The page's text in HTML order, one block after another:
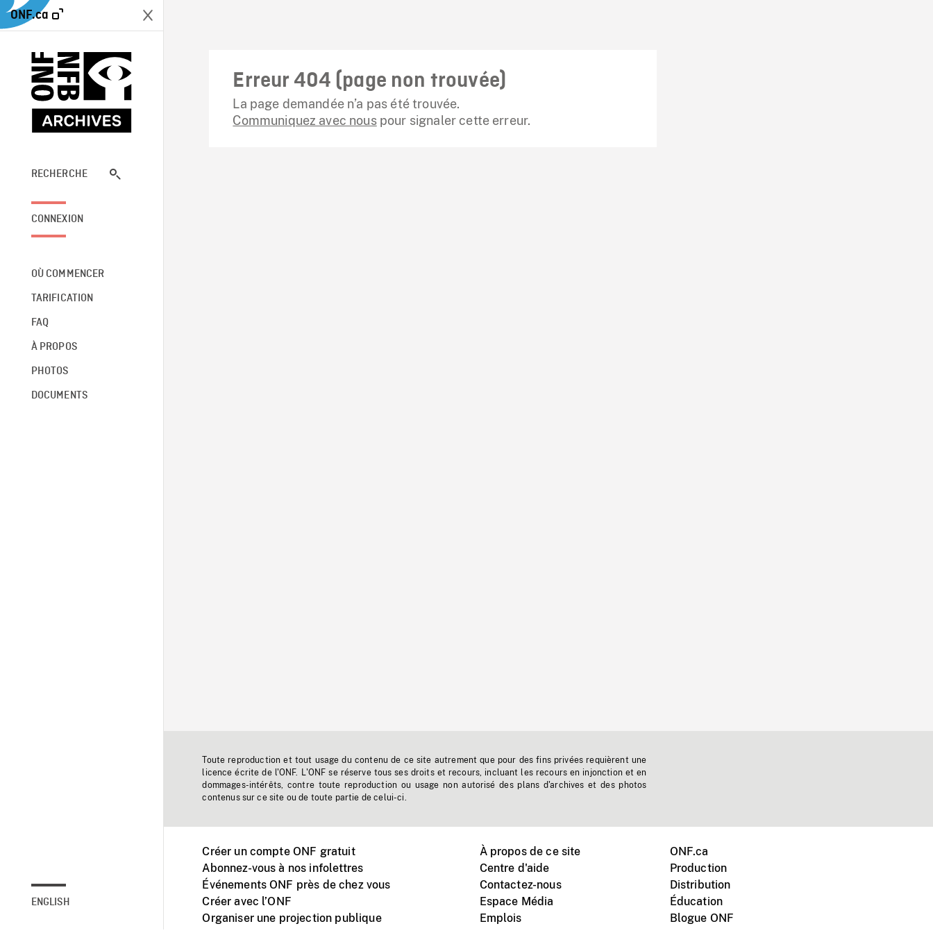
ONF.ca
RECHERCHE
CONNEXION
OÙ COMMENCER
TARIFICATION
FAQ
À PROPOS
PHOTOS
DOCUMENTS
ENGLISH
Erreur 404 (page non trouvée)
La page demandée n’a pas été trouvée.
Communiquez avec nouspour signaler cette erreur.
Toute reproduction et tout usage du contenu de ce site autrement que pour des fins privées requièrent une
licence écrite de l'ONF. L'ONF se réserve tous ses droits et recours, incluant les recours en injonction et en
dommages-intérêts, contre toute reproduction ou usage non autorisé des plans d'archives et des photos
contenus sur ce site ou de toute partie de celui-ci.
Créer un compte ONF gratuit
Abonnez-vous à nos infolettres
Événements ONF près de chez vous
Créer avec l’ONF
Organiser une projection publique
À propos de ce site
Centre d'aide
Contactez-nous
Espace Média
Emplois
ONF.ca
Production
Distribution
Éducation
Blogue ONF